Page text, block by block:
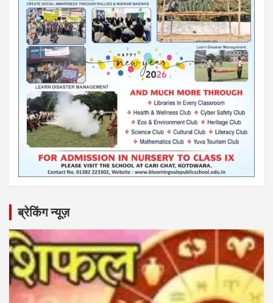
ब्रेकिंग न्यूज़